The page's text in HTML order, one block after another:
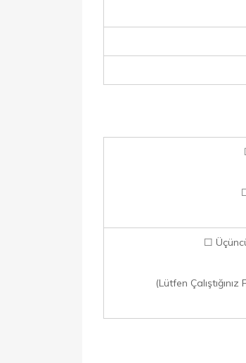
☐
(Lütfen